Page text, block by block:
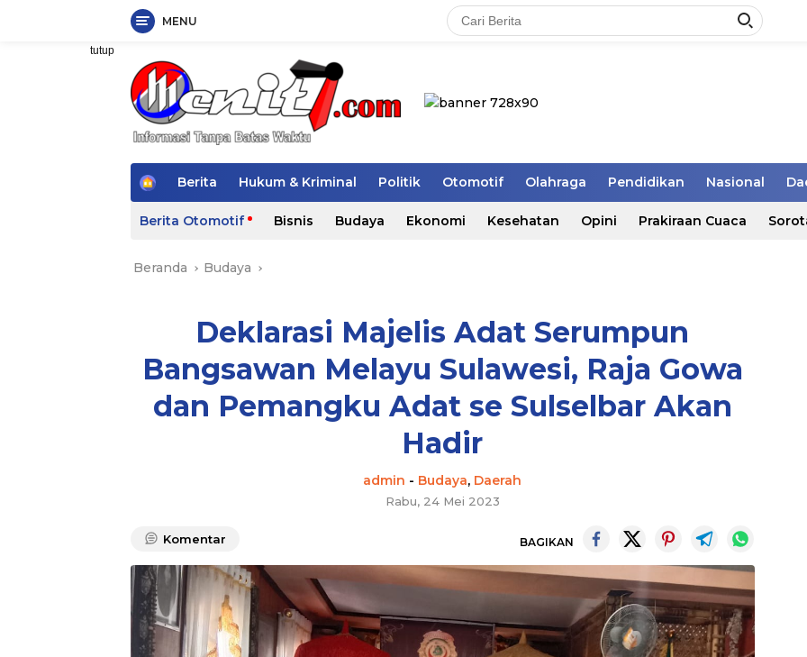
MENU
tutup
H
m
e
Berita Hukum & Kriminal Politik Otomotif Olahraga Pendidikan Nasional
Berita Otomotif Bisnis Budaya Ekonomi Kesehatan Opini Prakiraan Cuaca
Beranda Budaya
Deklarasi Majelis Adat Serumpun
Bangsawan Melayu Sulawesi, Raja Gowa
dan Pemangku Adat se Sulselbar Akan
Hadir
admin - Budaya, Daerah
Rabu, 24 Mei 2023
Komentar BAGIKAN